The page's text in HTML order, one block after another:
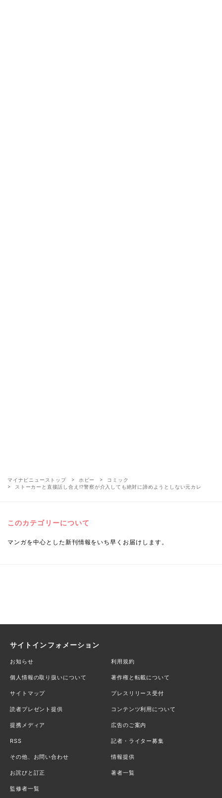
マイナビニューストップ ホビー
コミック
ストーカーと直接話し合え!?警察が介入しても絶対に諦めようとしない元カレ
このカテゴリーについて
マンガを中心とした新刊情報をいち早くお届けします。
サイトインフォメーション
お知らせ 利用規約
個人情報の取り扱いについて 著作権と転載について
サイトマップ プレスリリース受付
読者プレゼント提供 コンテンツ利用について
提携メディア 広告のご案内
RSS 記者・ライター募集
その他、お問い合わせ 情報提供
お詫びと訂正 著者一覧
監修者一覧